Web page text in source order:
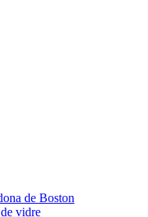
de Boston
vidre